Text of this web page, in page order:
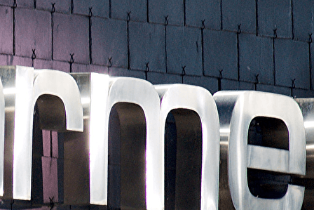
Exporter les lignes sélectionnées
Exporter toutes les colonnes
Exporter uniquement les colonnes affichées
Menu
<
>
Accueil
Actualités
Agenda
E-billets
?>